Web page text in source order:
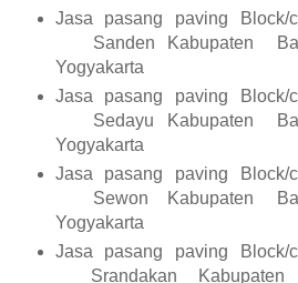
Jasa pasang paving Block/
Sanden
Kabupaten
Yogyakarta
Jasa pasang paving Block/
Sedayu
Kabupaten
Yogyakarta
Jasa pasang paving Block/
Sewon
Kabupaten
Yogyakarta
Jasa pasang paving Block/
Srandakan
Kabupaten